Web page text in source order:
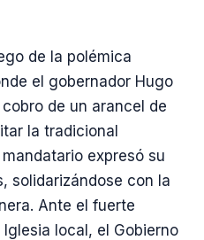
de la polémica
el gobernador Hugo
de un arancel de
la tradicional
expresó su
solidarizándose con la
Ante el fuerte
local, el Gobierno